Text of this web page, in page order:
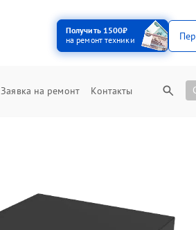
Получить 1500₽
на ремонт техники
Заявка на ремонт Контакты